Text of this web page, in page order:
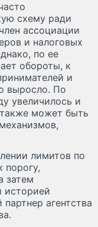
схему ради
ассоциации
и налоговых
по ее
обороты, к
и
выросло. По
увеличилось и
может быть
лимитов по
порогу,
затем
историей
агентства